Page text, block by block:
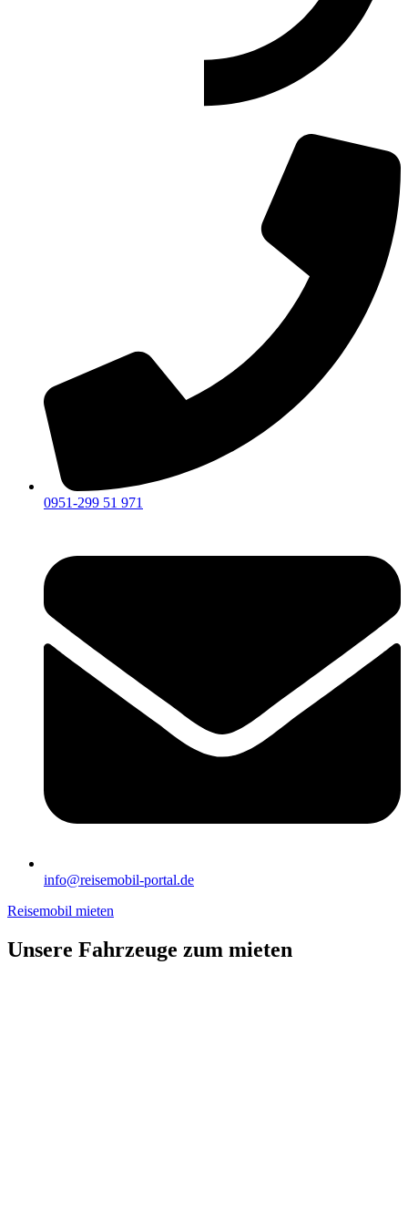
0951-299 51 971
info@reisemobil-portal.de
Reisemobil mieten
Unsere Fahrzeuge zum mieten